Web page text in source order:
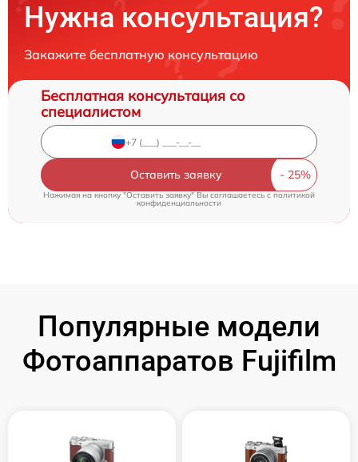
Нужна консультация?
Закажите бесплатную консультацию
Бесплатная консультация со
специалистом
Оставить заявку
Нажимая на кнопку "Оставить заявку" Вы соглашаетесь c политикой
конфиденциальности
Популярные модели
Фотоаппаратов Fujifilm